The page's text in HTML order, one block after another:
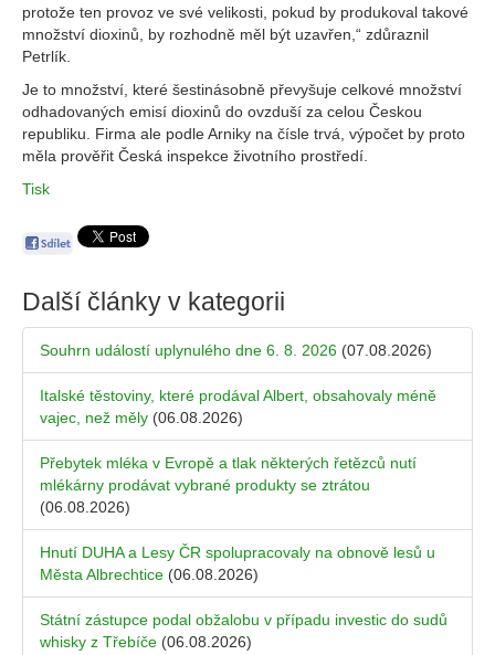
protože ten provoz ve své velikosti, pokud by produkoval takové
množství dioxinů, by rozhodně měl být uzavřen,“ zdůraznil
Petrlík.
Je to množství, které šestinásobně převyšuje celkové množství
odhadovaných emisí dioxinů do ovzduší za celou Českou
republiku. Firma ale podle Arniky na čísle trvá, výpočet by proto
měla prověřit Česká inspekce životního prostředí.
Tisk
Další články v kategorii
Souhrn událostí uplynulého dne 6. 8. 2026 (07.08.2026)
Italské těstoviny, které prodával Albert, obsahovaly méně
vajec, než měly (06.08.2026)
Přebytek mléka v Evropě a tlak některých řetězců nutí
mlékárny prodávat vybrané produkty se ztrátou
(06.08.2026)
Hnutí DUHA a Lesy ČR spolupracovaly na obnově lesů u
Města Albrechtice (06.08.2026)
Státní zástupce podal obžalobu v případu investic do sudů
whisky z Třebíče (06.08.2026)